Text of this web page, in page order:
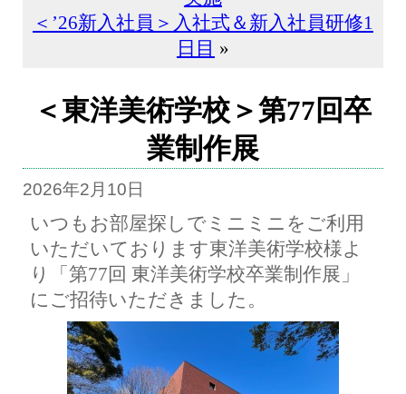
＜’26新入社員＞入社式＆新入社員研修1
日目 »
＜東洋美術学校＞第77回卒
業制作展
2026年2月10日
いつもお部屋探しでミニミニをご利用
いただいております東洋美術学校様よ
り「第77回 東洋美術学校卒業制作展」
にご招待いただきました。